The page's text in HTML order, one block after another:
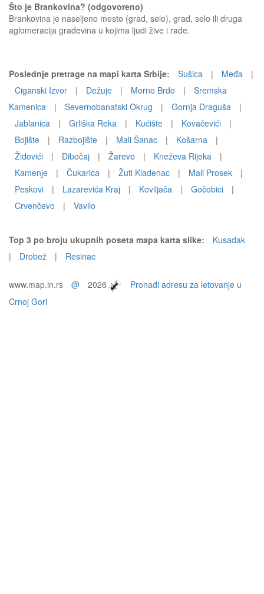
Što je Brankovina? (odgovoreno)
Brankovina je naseljeno mesto (grad, selo), grad, selo ili druga
aglomeracija građevina u kojima ljudi žive i rade.
Poslednje pretrage na mapi karta Srbije: Sušica | Međa
|
Ciganski Izvor
| Dežuje | Morno Brdo |
Sremska
Kamenica
| Severnobanatski Okrug | Gornja Draguša
|
Jablanica
| Grliška Reka | Kućište | Kovačevići
|
Bojište
| Razbojište | Mali Šanac | Košarna
|
Židovići
| Dibočaj | Žarevo | Kneževa Rijeka
|
Kamenje
| Čukarica | Žuti Kladenac | Mali Prosek
|
Peskovi
| Lazarevića Kraj | Koviljača | Gočobici
|
Crvenčevo
| Vavilo
Top 3 po broju ukupnih poseta mapa karta slike:
Kusadak
|
Drobež | Resinac
www.map.in.rs @ 2026
Pronađi adresu za letovanje u
Crnoj Gori